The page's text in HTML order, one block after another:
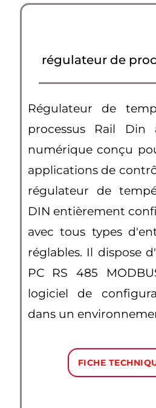
régulateur de
Régulateur de
processus Rail Din
numérique conçu
applications de
régulateur de
DIN entièrement
avec tous types
réglables. Il dispose
PC RS 485
logiciel de
dans un
FICHE